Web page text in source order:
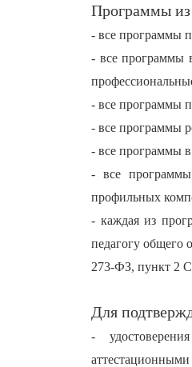
Программы из
- все программы
- все программы
- все программы
- все программы
- все программы
- все
профильных
- каждая из
педагогу общего
273-ФЗ, пункт 2
Для
-